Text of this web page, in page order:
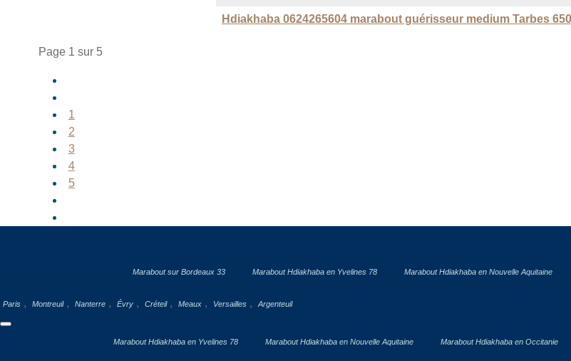
Hdiakhaba 0624265604 marabout guérisseur medium Tarbes
Page 1 sur 5
1
2
3
4
5
Marabout sur Bordeaux 33 Marabout Hdiakhaba en Yvelines 78 Marabout Hdiakhaba en Nouvelle Aquitaine
Paris , Montreuil , Nanterre , Évry , Créteil , Meaux , Versailles , Argenteuil
Marabout Hdiakhaba en Yvelines 78 Marabout Hdiakhaba en Nouvelle Aquitaine Marabout Hdiakhaba en Occitanie